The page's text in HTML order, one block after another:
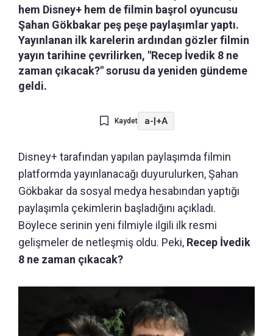
hem Disney+ hem de filmin başrol oyuncusu
Şahan Gökbakar peş peşe paylaşımlar yaptı.
Yayınlanan ilk karelerin ardından gözler filmin
yayın tarihine çevrilirken, "Recep İvedik 8 ne
zaman çıkacak?" sorusu da yeniden gündeme
geldi.
Kaydet a-|+A
Disney+ tarafından yapılan paylaşımda filmin
platformda yayınlanacağı duyurulurken, Şahan
Gökbakar da sosyal medya hesabından yaptığı
paylaşımla çekimlerin başladığını açıkladı.
Böylece serinin yeni filmiyle ilgili ilk resmi
gelişmeler de netleşmiş oldu. Peki, Recep İvedik
8 ne zaman çıkacak?